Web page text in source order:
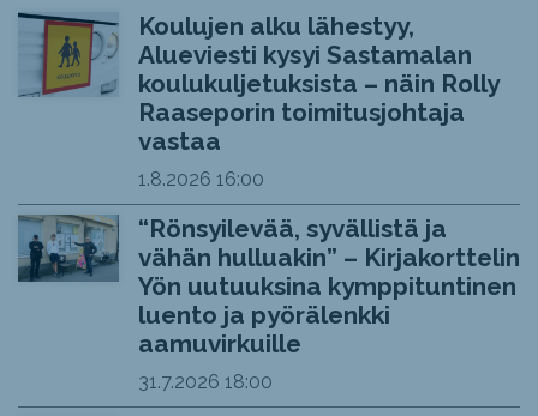
Koulujen alku lähestyy,
Alueviesti kysyi Sastamalan
koulukuljetuksista – näin Rolly
Raaseporin toimitusjohtaja
vastaa
1.8.2026 16:00
“Rönsyilevää, syvällistä ja
vähän hulluakin” – Kirjakorttelin
Yön uutuuksina kymppituntinen
luento ja pyörälenkki
aamuvirkuille
31.7.2026 18:00